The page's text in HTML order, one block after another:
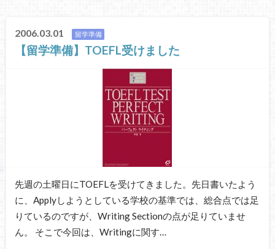
2006.03.01 留学準備
【留学準備】TOEFL受けました
先週の土曜日にTOEFLを受けてきました。先日書いたよう
に、Applyしようとしている学校の基準では、総合点では足
りているのですが、Writing Sectionの点が足りていませ
ん。 そこで今回は、Writingに関す…